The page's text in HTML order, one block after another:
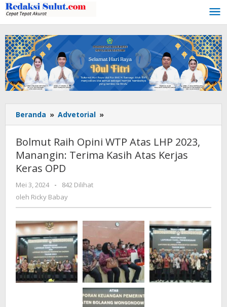
Lewati
ke
konten
Beranda » Advetorial »
Raih
WTP
Atas
Kasih
Atas
Kerjas
Keras
OPD
Bolmut Raih Opini WTP Atas LHP 2023,
Manangin: Terima Kasih Atas Kerjas
Keras OPD
Mei 3, 2024
oleh
Ricky
Babay
-
842 Dilihat
oleh Ricky Babay